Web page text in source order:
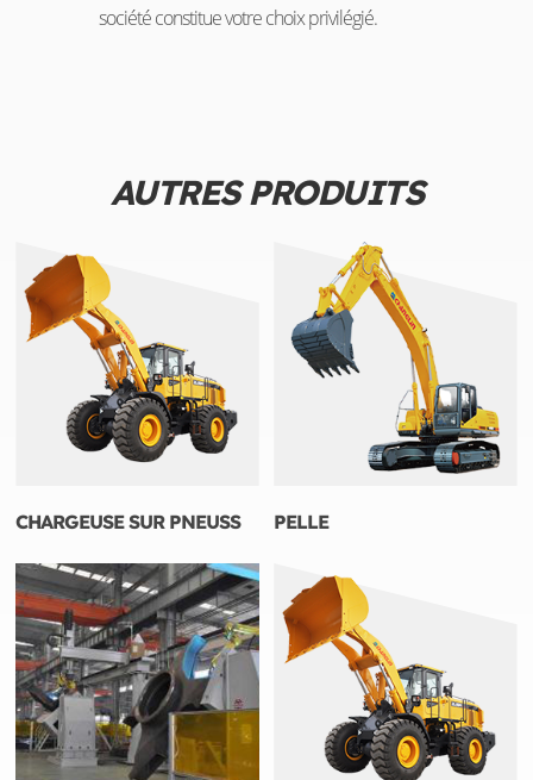
société constitue votre choix privilégié.
AUTRES PRODUITS
CHARGEUSE SUR PNEUSS PELLE